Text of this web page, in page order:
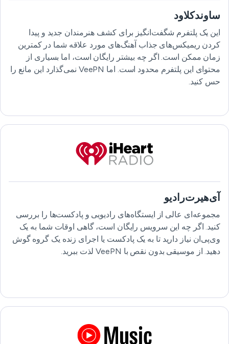
ساوندکلاود
این یک پلتفرم شگفت‌انگیز برای کشف هنرمندان جدید و پیدا
کردن ریمیکس‌های جذاب آهنگ‌های مورد علاقه شما در کمترین
زمان ممکن است. اگر چه بیشتر رایگان است، اما بسیاری از
محتوای این پلتفرم محدود است. اما VeePN نمی‌گذارد این مانع را
حس کنید.
آی‌هیرت‌رادیو
مجموعه‌ای عالی از ایستگاه‌های رادیویی و پادکست‌ها را بررسی
کنید. اگر چه این سرویس رایگان است، گاهی اوقات شما به یک
وی‌پی‌ان نیاز دارید تا به یک پادکست یا اجرای زنده یک گروه گوش
دهید. از موسیقی بدون نقص با VeePN لذت ببرید.